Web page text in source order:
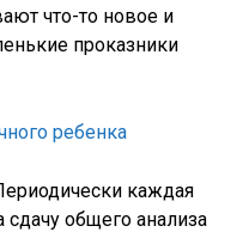
что-то новое и
проказники
ребенка
каждая
общего анализа